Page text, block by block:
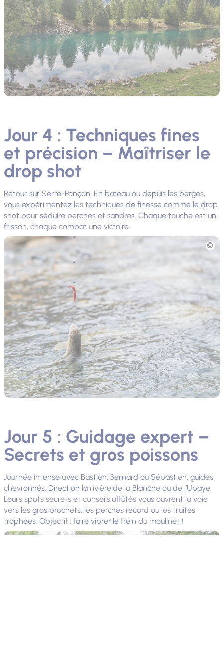
Photo
Jour 4 : Techniques fines
et précision – Maîtriser le
drop shot
Retour sur Serre-Ponçon . En bateau ou depuis les berges,
vous expérimentez les techniques de finesse comme le drop
shot pour séduire perches et sandres. Chaque touche est un
frisson, chaque combat une victoire.
Jour 5 : Guidage expert –
Secrets et gros poissons
Journée intense avec Bastien, Bernard ou Sébastien, guides
chevronnés. Direction la rivière de la Blanche ou de l’Ubaye.
Leurs spots secrets et conseils affûtés vous ouvrent la voie
vers les gros brochets, les perches record ou les truites
trophées. Objectif : faire vibrer le frein du moulinet !
Photo